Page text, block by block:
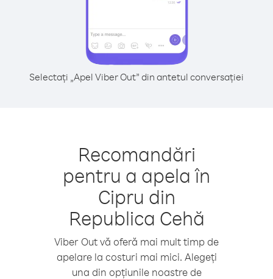
Selectați „Apel Viber Out” din antetul conversației
Recomandări
pentru a apela în
Cipru din
Republica Cehă
Viber Out vă oferă mai mult timp de
apelare la costuri mai mici. Alegeți
una din opțiunile noastre de